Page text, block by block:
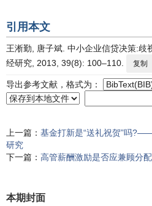
引用本文
王淅勤, 唐子斌. 中小企业信贷决策:歧
经研究, 2013, 39(8): 100–110.
复制
导出参考文献，格式为：
上一篇： 基金打新是“送礼祝贺”吗
研究
下一篇： 高管薪酬激励是否应兼顾分
本期封面